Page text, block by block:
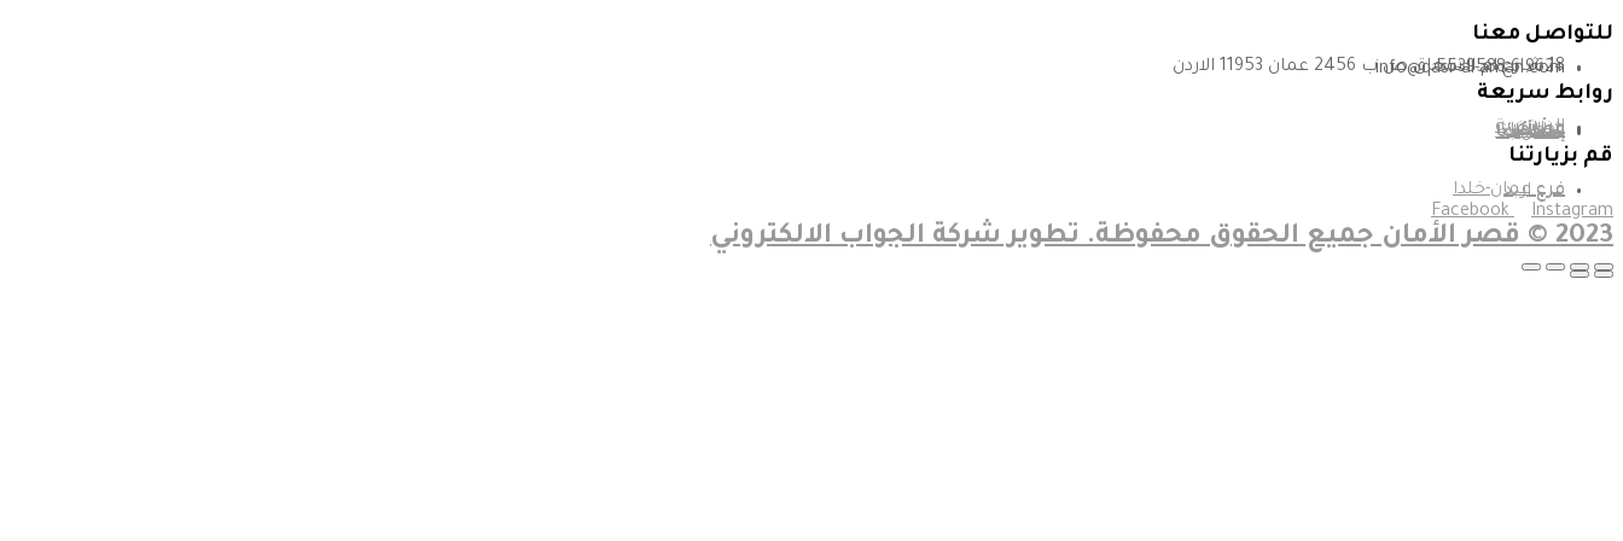
للتواصل معنا
18 شارع ام السماق ص.ب 2456 عمان 11953 الاردن
+962 6 5539588
info@qasr-al-aman.com
روابط سريعة
الرئيسية
من نحن
وظائف
عملاؤنا
شهاداتنا
إتصل بنا
قم بزيارتنا
فرع عمان-خلدا
فرع اربد
Facebook
Instagram
2023 © قصر الأمان جميع الحقوق محفوظة. تطوير شركة الجواب الالكتروني